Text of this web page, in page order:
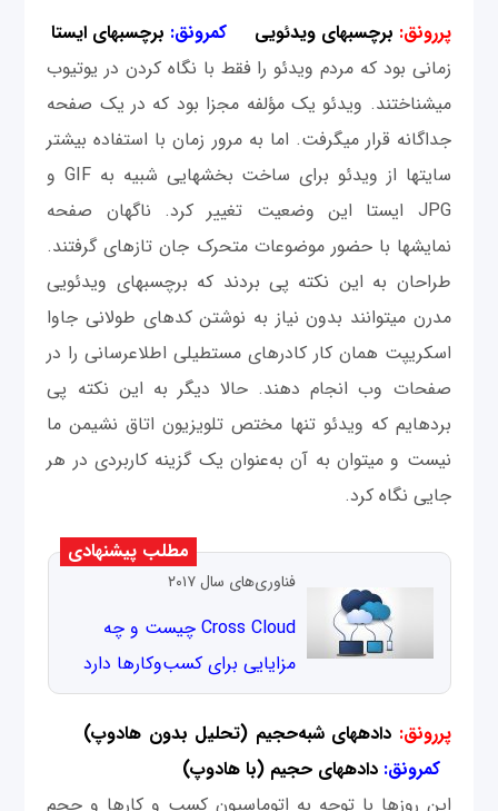
پررونق: برچسب‎های ویدئویی کم‎رونق:
برچسب‎های ایستا
زمانی بود که مردم ویدئو را فقط با نگاه کردن در یوتیوب
می‎شناختند. ویدئو یک مؤلفه مجزا بود که در یک صفحه
جداگانه قرار می‎گرفت. اما به‌ مرور زمان با استفاده بیشتر
سایت‎ها از ویدئو برای ساخت بخش‎هایی شبیه به GIF و
JPG ایستا این وضعیت تغییر کرد. ناگهان صفحه
‎نمایش‎ها با حضور موضوعات متحرک جان تازه‎ای گرفتند.
طراحان به این نکته پی بردند که برچسب‎های ویدئویی
مدرن می‎توانند بدون نیاز به نوشتن کدهای طولانی جاوا
اسکریپت همان کار کادرهای مستطيلی اطلاع‎رسانی را در
صفحات وب انجام دهند. حالا دیگر به این نکته پی
برده‎ایم که ویدئو تنها مختص تلویزیون اتاق نشیمن ما
نیست و می‎توان به آن به‌عنوان یک گزینه کاربردی در هر
جایی نگاه کرد.
مطلب پیشنهادی
فناوری‌های سال ۲۰۱۷
Cross Cloud چیست و چه
مزایایی برای کسب‌وکارها دارد
پررونق:
داده‎های شبه‌حجیم (تحلیل بدون هادوپ)
کم‎رونق:
داده‎های حجیم (با هادوپ)
این روزها با توجه به اتوماسیون کسب‎ و کارها و حجم